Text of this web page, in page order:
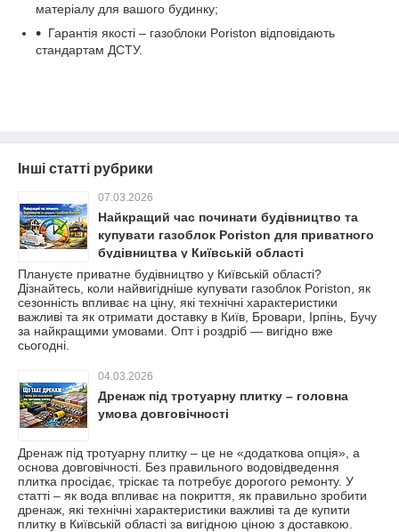
матеріалу для вашого будинку;
Гарантія якості – газоблоки Poriston відповідають
стандартам ДСТУ.
Інші статті рубрики
07.03.2026
Найкращий час починати будівництво та
купувати газоблок Poriston для приватного
будівництва у Київській області
Плануєте приватне будівництво у Київській області?
Дізнайтесь, коли найвигідніше купувати газоблок Poriston, як
сезонність впливає на ціну, які технічні характеристики
важливі та як отримати доставку в Київ, Бровари, Ірпінь, Бучу
за найкращими умовами. Опт і роздріб — вигідно вже
сьогодні.
04.03.2026
Дренаж під тротуарну плитку – головна
умова довговічності
Дренаж під тротуарну плитку – це не «додаткова опція», а
основа довговічності. Без правильного водовідведення
плитка просідає, тріскає та потребує дорогого ремонту. У
статті – як вода впливає на покриття, як правильно зробити
дренаж, які технічні характеристики важливі та де купити
плитку в Київській області за вигідною ціною з доставкою.